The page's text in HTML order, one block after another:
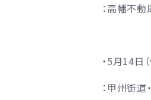
：高幡不
・5月14日
：甲州街